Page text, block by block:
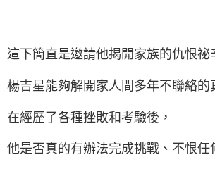
這下簡直是邀請他揭開家族的仇恨祕
楊吉星能夠解開家人間多年不聯絡的
在經歷了各種挫敗和考驗後，
他是否真的有辦法完成挑戰、不恨任